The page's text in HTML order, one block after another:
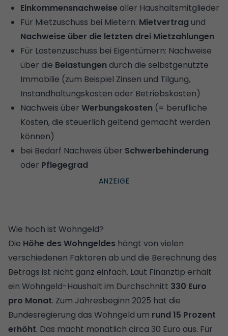
Einkommensnachweise aller Haushaltsmitglieder
Für Mietzuschuss bei Mietern: Mietvertrag und
Nachweise über die letzten drei Mietzahlungen
Für Lastenzuschuss bei Eigentümern: Nachweise
über die Belastungen durch die selbstgenutzte
Immobilie (zum Beispiel Zinsen und Tilgung,
Instandhaltungskosten oder Betriebskosten)
Nachweis über Werbungskosten (= berufliche
Kosten, die steuerlich geltend gemacht werden
können)
bei Bedarf Nachweis über Schwerbehinderung
oder Pflegegrad
Wie hoch ist Wohngeld?
Die Höhe des Wohngeldes hängt von vielen
verschiedenen Faktoren ab und die Berechnung des
Betrags ist nicht ganz einfach. Laut Finanztip erhält
ein Wohngeld-Haushalt im Durchschnitt 330 Euro
pro Monat. Zum Jahresbeginn 2025 hat die
Bundesregierung das Wohngeld um rund 15 Prozent
erhöht. Das macht monatlich circa 30 Euro aus. Für